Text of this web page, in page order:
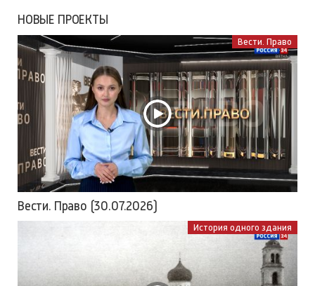
НОВЫЕ ПРОЕКТЫ
Вести. Право
Вести. Право (30.07.2026)
История одного здания